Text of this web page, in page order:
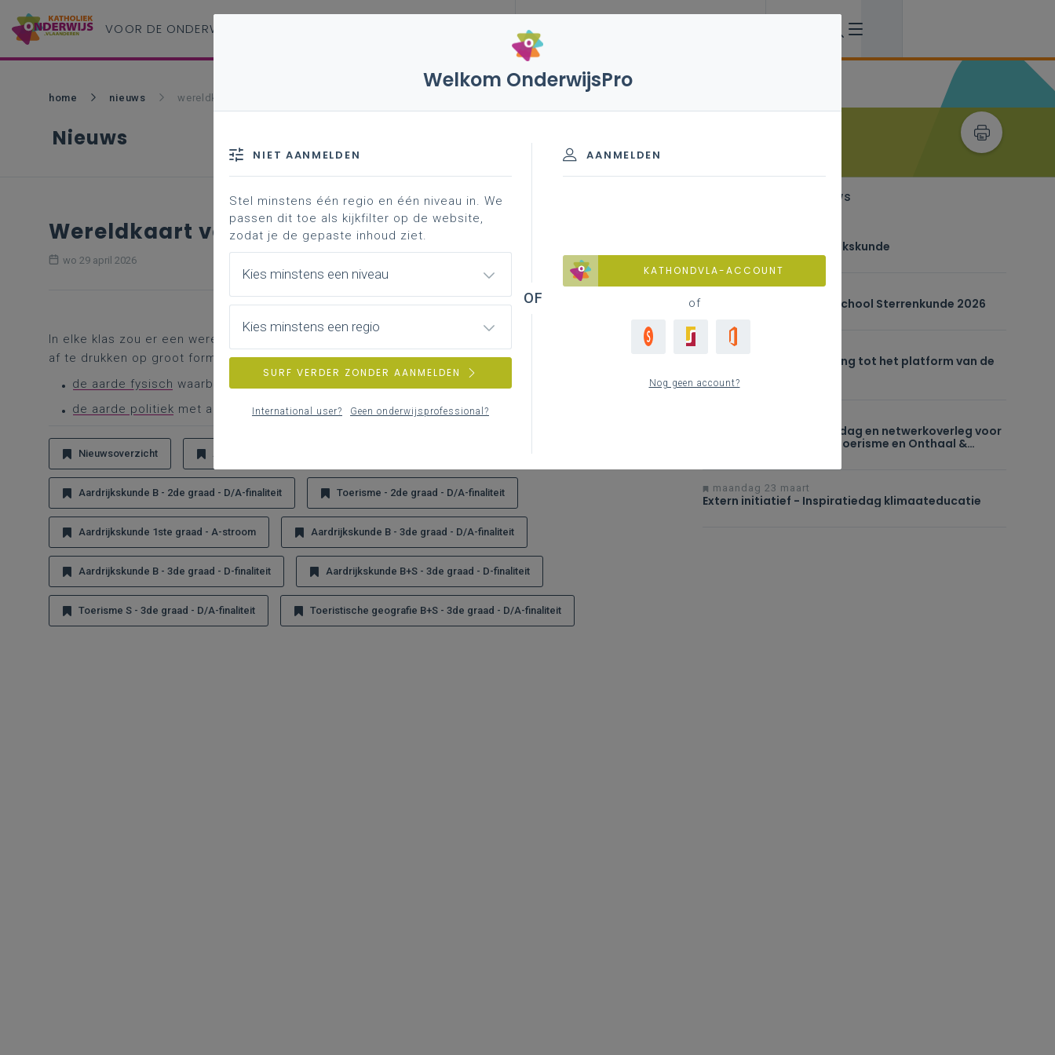
VOOR DE ONDERWIJS
home nieuws wereldkaart voor de klas
Nieuws
Wereldkaart voor de klas
wo 29 april 2026
In elke klas zou er een wereldkaart moeten aanwezig zijn. Deze site biedt de mogelijkheid om die zelf
af te drukken op groot formaat (2,8 x 1,5 m of zelfs groter)
de aarde fysisch waarbij er geen staatsgrenzen worden afgebeeld
de aarde politiek met alle landsgrenzen
Nieuwsoverzicht Aardrijkskunde B - 2de graad - D-finaliteit
Aardrijkskunde B - 2de graad - D/A-finaliteit Toerisme - 2de graad - D/A-finaliteit
Aardrijkskunde 1ste graad - A-stroom Aardrijkskunde B - 3de graad - D/A-finaliteit
Aardrijkskunde B - 3de graad - D-finaliteit Aardrijkskunde B+S - 3de graad - D-finaliteit
Toerisme S - 3de graad - D/A-finaliteit Toeristische geografie B+S - 3de graad - D/A-finaliteit
Recent verwant nieuws
Serious games in aardrijkskunde
Extern initiatief: Zomerschool Sterrenkunde 2026
woensdag 29 april
Werken met GIS - toegang tot het platform van de
Extern initiatief - studiedag en netwerkoverleg voor
de secundaire scholen Toerisme en Onthaal &
maandag 23 maart
Extern initiatief - Inspiratiedag klimaateducatie
Welkom OnderwijsPro
AANMELDEN
KATHONDVLA-ACCOUNT
of
Nog geen account?
NIET AANMELDEN
Stel minstens één regio en één niveau in. We
passen dit toe als kijkfilter op de website,
zodat je de gepaste inhoud ziet.
Kies minstens een niveau
Kies minstens een regio
SURF VERDER ZONDER AANMELDEN
International user? Geen onderwijsprofessional?